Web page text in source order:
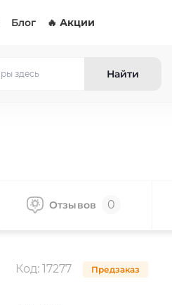
Блог 🔥 Акции
Найти
Отзывов 0
Код: 17277 Предзаказ